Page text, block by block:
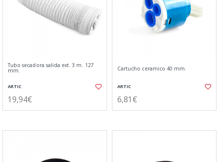
Tubo secadora salida ext. 3 m. 127
mm.
ARTIC
19,94€
Cartucho ceramico 40 mm.
ARTIC
6,81€